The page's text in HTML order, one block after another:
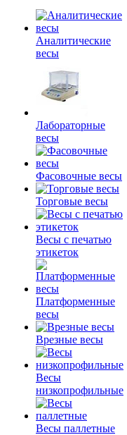
Аналитические
весы
Лабораторные
весы
Фасовочные весы
Торговые весы
Весы с печатью
этикеток
Платформенные
весы
Врезные весы
Весы
низкопрофильные
Весы паллетные